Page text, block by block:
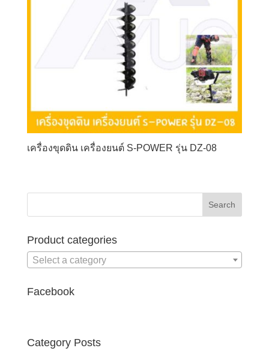
เครื่องขุดดิน เครื่องยนต์ S-POWER รุ่น DZ-08
Product categories
Select a category
Facebook
Category Posts